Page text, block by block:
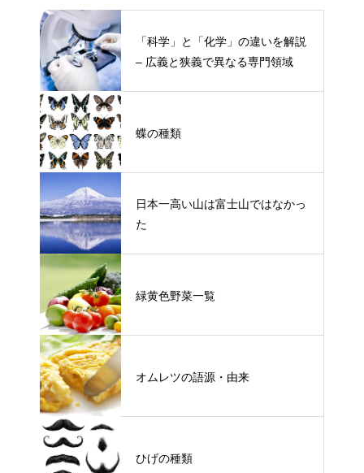
「科学」と「化学」の違いを解説
– 広義と狭義で異なる専門領域
蝶の種類
日本一高い山は富士山ではなかっ
た
緑黄色野菜一覧
オムレツの語源・由来
ひげの種類